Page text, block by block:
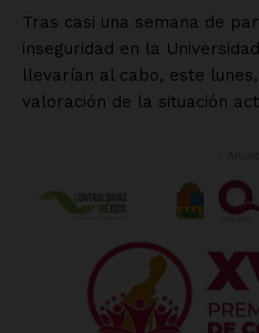
Tras casi una semana de
inseguridad en la
llevarían al cabo, este
valoración de la situación